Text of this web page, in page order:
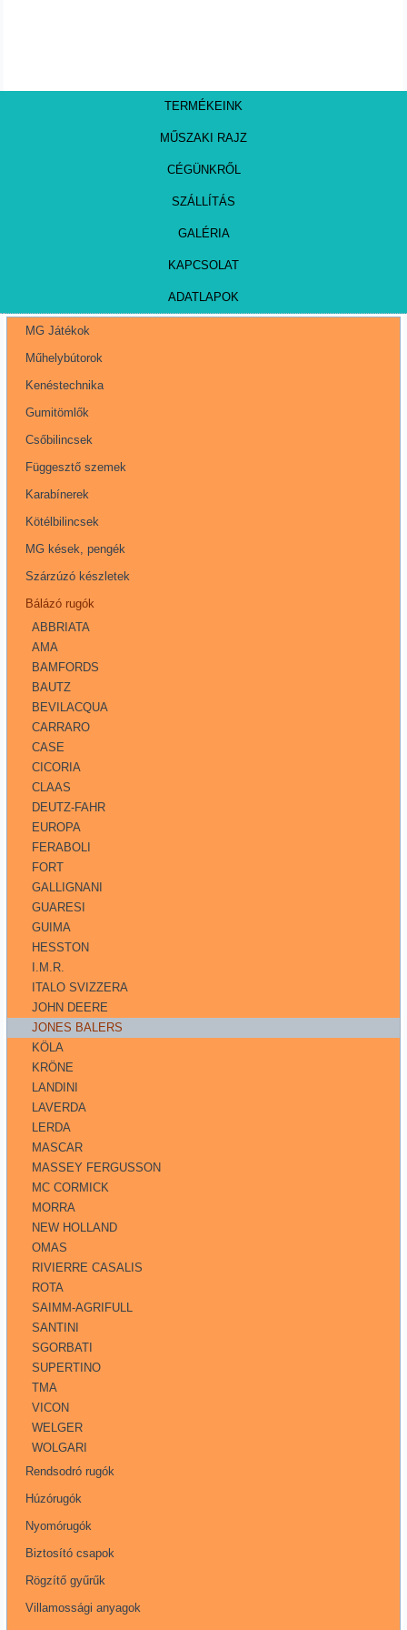
TERMÉKEINK
MŰSZAKI RAJZ
CÉGÜNKRŐL
SZÁLLÍTÁS
GALÉRIA
KAPCSOLAT
ADATLAPOK
MG Játékok
Műhelybútorok
Kenéstechnika
Gumitömlők
Csőbilincsek
Függesztő szemek
Karabínerek
Kötélbilincsek
MG kések, pengék
Szárzúzó készletek
Bálázó rugók
ABBRIATA
AMA
BAMFORDS
BAUTZ
BEVILACQUA
CARRARO
CASE
CICORIA
CLAAS
DEUTZ-FAHR
EUROPA
FERABOLI
FORT
GALLIGNANI
GUARESI
GUIMA
HESSTON
I.M.R.
ITALO SVIZZERA
JOHN DEERE
JONES BALERS
KÖLA
KRÖNE
LANDINI
LAVERDA
LERDA
MASCAR
MASSEY FERGUSSON
MC CORMICK
MORRA
NEW HOLLAND
OMAS
RIVIERRE CASALIS
ROTA
SAIMM-AGRIFULL
SANTINI
SGORBATI
SUPERTINO
TMA
VICON
WELGER
WOLGARI
Rendsodró rugók
Húzórugók
Nyomórugók
Biztosító csapok
Rögzítő gyűrűk
Villamossági anyagok